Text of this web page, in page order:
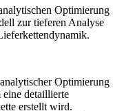
Optimierung
zur tieferen Analyse
Optimierung
detaillierte
erstellt wird.